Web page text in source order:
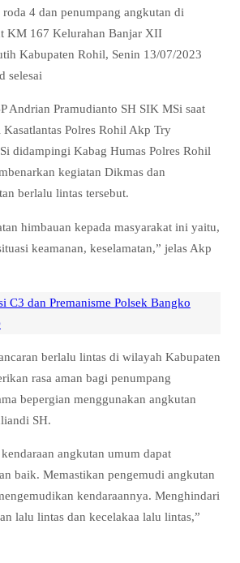
4 dan penumpang angkutan di
KM 167 Kelurahan Banjar XII
Kabupaten Rohil, Senin 13/07/2023
selesai
Andrian Pramudianto SH SIK MSi saat
Polres Rohil Akp Try
didampingi Kabag Humas Polres Rohil
kegiatan Dikmas dan
berlalu lintas tersebut.
himbauan kepada masyarakat ini yaitu,
keamanan, keselamatan,” jelas Akp
C3 dan Premanisme Polsek Bangko
berlalu lintas di wilayah Kabupaten
rasa aman bagi penumpang
bepergian menggunakan angkutan
SH.
angkutan umum dapat
baik. Memastikan pengemudi angkutan
kendaraannya. Menghindari
lalu lintas dan kecelakaa lalu lintas,”